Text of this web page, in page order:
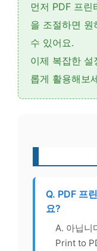
먼저 PDF 프린
을 조절하면 원
수 있어요.
이제 복잡한 설
롭게 활용해보
Q. PDF 프
요?
A. 아닙니
Print to